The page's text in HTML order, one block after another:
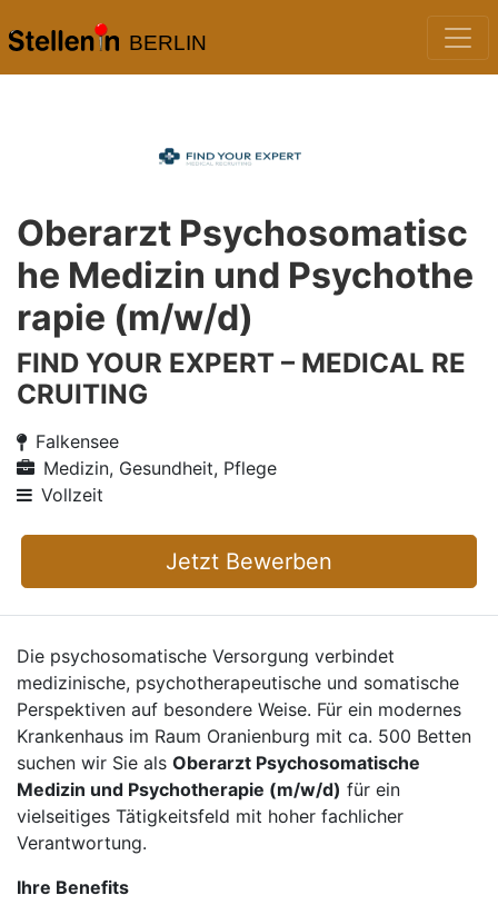
BERLIN
Oberarzt Psychosomatisc
he Medizin und Psychothe
rapie (m/w/d)
FIND YOUR EXPERT – MEDICAL RE
CRUITING
Falkensee
Medizin, Gesundheit, Pflege
Vollzeit
Jetzt Bewerben
Die psychosomatische Versorgung verbindet
medizinische, psychotherapeutische und somatische
Perspektiven auf besondere Weise. Für ein modernes
Krankenhaus im Raum Oranienburg mit ca. 500 Betten
suchen wir Sie als Oberarzt Psychosomatische
Medizin und Psychotherapie (m/w/d) für ein
vielseitiges Tätigkeitsfeld mit hoher fachlicher
Verantwortung.
Ihre Benefits